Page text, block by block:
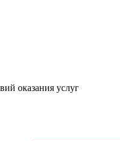
оказания услуг